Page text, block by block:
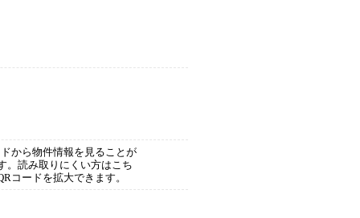
から物件情報を見ることが
。読み取りにくい方はこち
コードを拡大できます。